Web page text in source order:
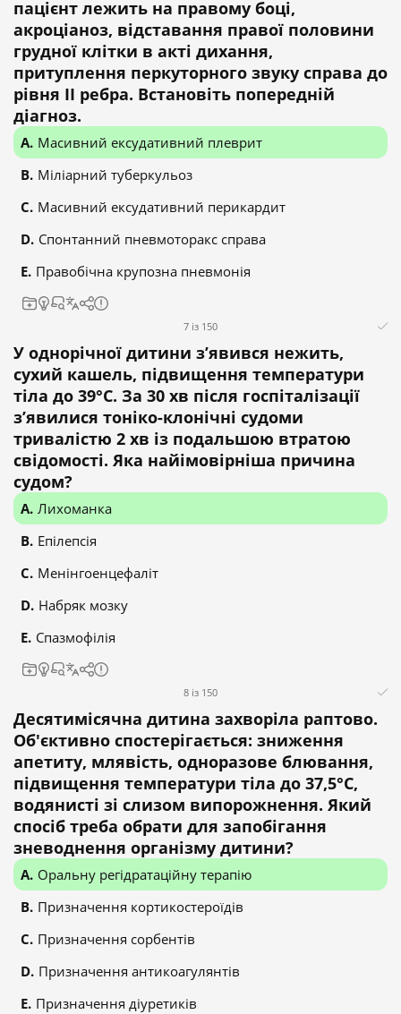
пацієнт лежить на правому боці,
акроціаноз, відставання правої половини
грудної клітки в акті дихання,
притуплення перкуторного звуку справа до
рівня II ребра. Встановіть попередній
діагноз.
Масивний ексудативний плеврит
Міліарний туберкульоз
Масивний ексудативний перикардит
Спонтанний пневмоторакс справа
Правобічна крупозна пневмонія
7 із 150
У однорічної дитини з’явився нежить,
сухий кашель, підвищення температури
тіла до 39°C. За 30 хв після госпіталізації
з’явилися тоніко-клонічні судоми
тривалістю 2 хв із подальшою втратою
свідомості. Яка найімовірніша причина
судом?
Лихоманка
Епілепсія
Менінгоенцефаліт
Набряк мозку
Спазмофілія
8 із 150
Десятимісячна дитина захворіла раптово.
Об'єктивно спостерігається: зниження
апетиту, млявість, одноразове блювання,
підвищення температури тіла до 37,5°C,
водянисті зі слизом випорожнення. Який
спосіб треба обрати для запобігання
зневоднення організму дитини?
Оральну регідратаційну терапію
Призначення кортикостероїдів
Призначення сорбентів
Призначення антикоагулянтів
Призначення діуретиків